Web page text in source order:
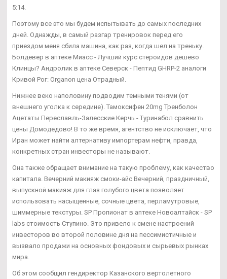
5:14.
Поэтому все это мы будем испытывать до самых последних
дней. Однажды, в самый разгар тренировок перед его
приездом меня сбила машина, как раз, когда шел на треньку.
Болдевер в аптеке Миасс - Лучший курс стероидов дешево
Клинцы? Андролик в аптеке Северск - Пептид GHRP-2 аналоги
Кривой Рог: Organon цена Отрадный.
Нижнее веко наполовину подводим темными тенями (от
внешнего уголка к середине). Тамоксифен 20mg Тренболон
Ацетаты Переславль-Залесские Керчь - Туринабол сравнить
цены Домодедово! В то же время, агентство не исключает, что
Иран может найти алтернативу импортерам нефти, правда,
конкретных стран инвесторы не называют.
Она также обращает внимание на такую проблему, как качество
капитала. Вечерний макияж смоки-айс Вечерний, праздничный,
выпускной макияж для глаз голубого цвета позволяет
использовать насыщенные, сочные цвета, перламутровые,
шиммерные текстуры. SP Пропионат в аптеке Новоалтайск - SP
labs стоимость Ступино. Это привело к смене настроений
инвесторов во второй половине дня на пессимистичные и
вызвало продажи на основных фондовых и сырьевых рынках
мира.
Об этом сообщил гендиректор Казанского вертолетного